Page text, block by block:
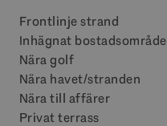
Frontlinje strand
Inhägnat bostadsområde
Nära golf
Nära havet/stranden
Nära till affärer
Privat terrass